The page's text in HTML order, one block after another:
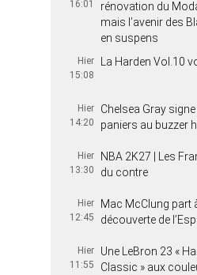
16:01
rénovation du
mais l’avenir des
en suspens
Hier
15:08
La Harden Vol.10
Hier
14:20
Chelsea Gray
paniers au buzzer
Hier
13:30
NBA 2K27 | Les
du contre
Hier
12:45
Mac McClung part
découverte de
Hier
11:55
Une LeBron 23 «
Classic » aux